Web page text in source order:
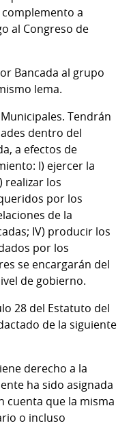
a
al Congreso de
Bancada al grupo
lema.
Tendrán
dentro del
a efectos de
I) ejercer la
realizar los
por los
de la
IV) producir los
por los
se encargarán del
de gobierno.
28 del Estatuto del
de la siguiente
derecho a la
ha sido asignada
cuenta que la misma
o incluso